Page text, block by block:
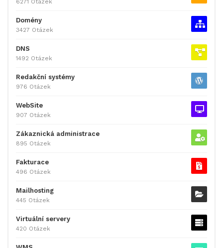
Domény
3427 Otázek
DNS
1492 Otázek
Redakční systémy
976 Otázek
WebSite
907 Otázek
Zákaznická administrace
895 Otázek
Fakturace
496 Otázek
Mailhosting
445 Otázek
Virtuální servery
420 Otázek